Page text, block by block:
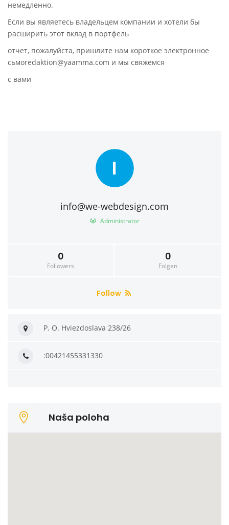
немедленно.
Если вы являетесь владельцем компании и хотели бы
расширить этот вклад в портфель
отчет, пожалуйста, пришлите нам короткое электронное
сьмоredaktion@yaamma.com и мы свяжемся
с вами
I
info@we-webdesign.com
Administrator
0
Followers
0
Folgen
Follow
P. O. Hviezdoslava 238/26
:00421455331330
Naša poloha